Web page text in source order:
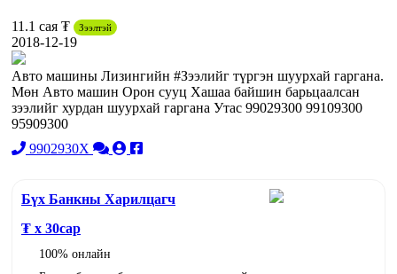
11.1 сая ₮ Зээлтэй
2018-12-19
Авто машины Лизингийн #Зээлийг түргэн шуурхай гаргана.
Мөн Авто машин Орон сууц Хашаа байшин барьцаалсан
зээлийг хурдан шуурхай гаргана Утас 99029300 99109300
95909300
9902930X
Бүх Банкны Харилцагч
₮ x 30сар
100% онлайн